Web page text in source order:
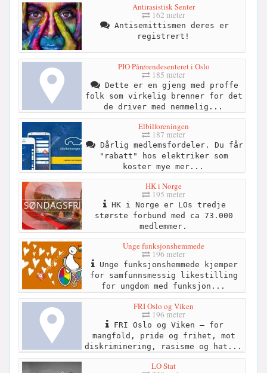
Antirasistisk Senter
162 meter
Antisemittismen deres er
registrert!
PIO Pårørendesenteret i Oslo
185 meter
Dette er en gjeng med proffe
folk som virkelig brenner for det
de driver med nemmelig...
Elbilforeningen
187 meter
Dårlig medlemsfordeler. Du får
"rabatt" hos elektriker som
koster mye mer...
HK i Norge
195 meter
HK i Norge er LOs tredje
største forbund med ca 73.000
medlemmer.
Unge funksjonshemmede
196 meter
Unge funksjonshemmede kjemper
for samfunnsmessig likestilling
for ungdom med funksjon...
FRI Oslo og Viken
196 meter
FRI Oslo og Viken – for
mangfold, pride og frihet, mot
diskriminering, rasisme og hat...
LO Stat